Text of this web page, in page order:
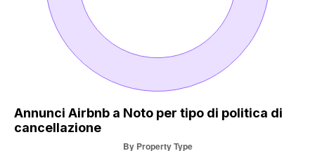
Annunci Airbnb a Noto per tipo di politica di
cancellazione